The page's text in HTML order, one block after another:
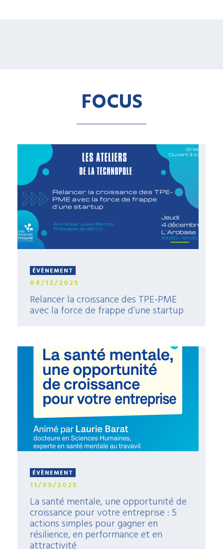
FOCUS
ÉVÈNEMENT
04/12/2025
Relancer la croissance des TPE-PME
avec la force de frappe d’une startup
ÉVÈNEMENT
11/09/2025
La santé mentale, une opportunité de
croissance pour votre entreprise : 5
actions simples pour gagner en
résilience, en performance et en